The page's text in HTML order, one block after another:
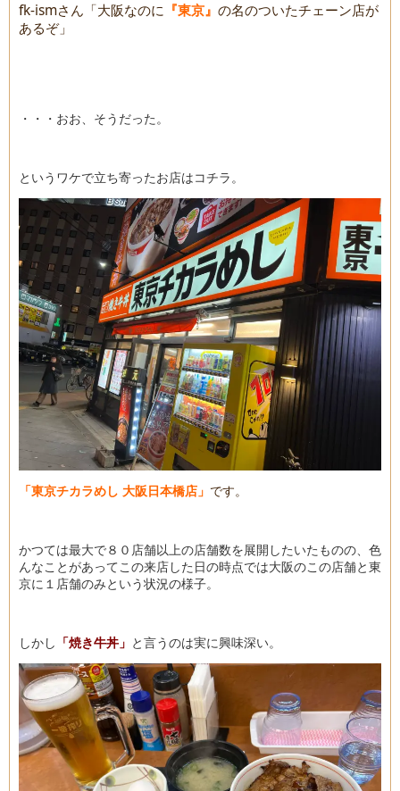
fk‐ismさん「大阪なのに 『東京』 の名のついたチェーン店が
あるぞ」
・・・おお、そうだった。
というワケで立ち寄ったお店はコチラ。
「東京チカラめし 大阪日本橋店」 です。
かつては最大で８０店舗以上の店舗数を展開したいたものの、色
んなことがあってこの来店した日の時点では大阪のこの店舗と東
京に１店舗のみという状況の様子。
しかし 「焼き牛丼」 と言うのは実に興味深い。